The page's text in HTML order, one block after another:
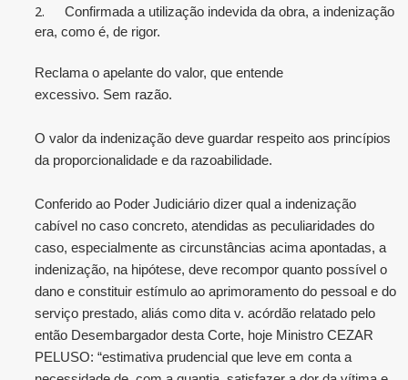
2.
Confirmada a utilização indevida da obra, a indenização
era, como é, de rigor.
Reclama o apelante do valor, que entende
excessivo. Sem razão.
O valor da indenização deve guardar respeito aos princípios
da proporcionalidade e da razoabilidade.
Conferido ao Poder Judiciário dizer qual a indenização
cabível no caso concreto, atendidas as peculiaridades do
caso, especialmente as circunstâncias acima apontadas, a
indenização, na hipótese, deve recompor quanto possível o
dano e constituir estímulo ao aprimoramento do pessoal e do
serviço prestado, aliás como dita v. acórdão relatado pelo
então Desembargador desta Corte, hoje Ministro CEZAR
PELUSO: “estimativa prudencial que leve em conta a